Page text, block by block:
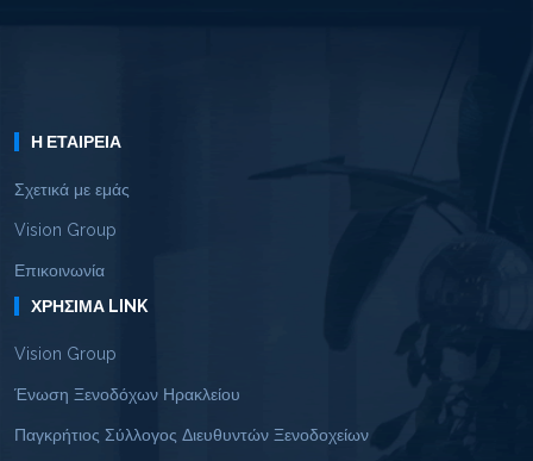
Η ΕΤΑΙΡΕΊΑ
Σχετικά με εμάς
Vision Group
Επικοινωνία
ΧΡΉΣΙΜΑ LINK
Vision Group
Ένωση Ξενοδόχων Ηρακλείου
Παγκρήτιος Σύλλογος Διευθυντών Ξενοδοχείων